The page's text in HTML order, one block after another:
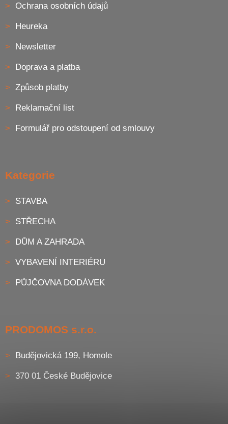
Ochrana osobních údajů
Heureka
Newsletter
Doprava a platba
Způsob platby
Reklamační list
Formulář pro odstoupení od smlouvy
Kategorie
STAVBA
STŘECHA
DŮM A ZAHRADA
VYBAVENÍ INTERIÉRU
PŮJČOVNA DODÁVEK
PRODOMOS s.r.o.
Budějovická 199, Homole
370 01 České Budějovice